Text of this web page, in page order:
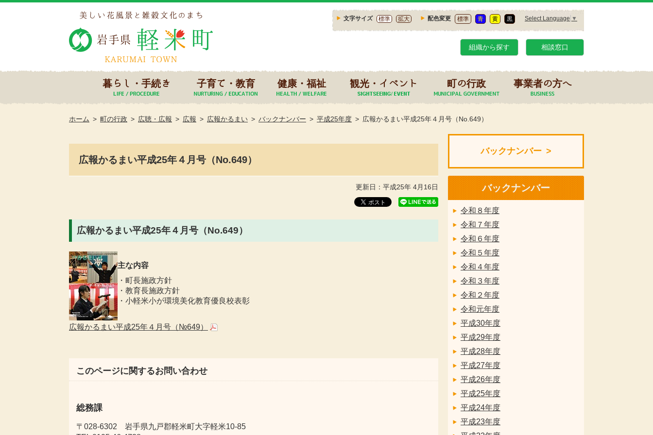
文字サイズ 標準 拡大 配色変更 標準 青 黄 黒 Select Language ▼
組織から探す 相談窓口
暮らし・手続き 子育て・教育 健康・福祉 観光・イベント 町の行政 事業者の方へ
ホーム 町の行政 広聴・広報 広報 広報かるまい バックナンバー 平成25年度 広報かるまい平成25年４月号（No.649）
広報かるまい平成25年４月号（No.649）
更新日：平成25年 4月16日
広報かるまい平成25年４月号（No.649）
主な内容
・町長施政方針
・教育長施政方針
・小軽米小が環境美化教育優良校表彰
広報かるまい平成25年４月号（№649）
このページに関するお問い合わせ
総務課
〒028-6302 岩手県九戸郡軽米町大字軽米10-85
バックナンバー
バックナンバー
令和８年度
令和７年度
令和６年度
令和５年度
令和４年度
令和３年度
令和２年度
令和元年度
平成30年度
平成29年度
平成28年度
平成27年度
平成26年度
平成25年度
平成24年度
平成23年度